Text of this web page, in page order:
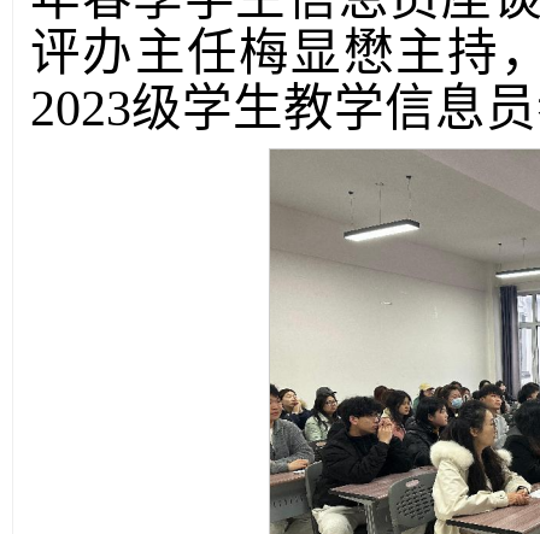
评办主任梅显懋主持
2023级学生教学信息